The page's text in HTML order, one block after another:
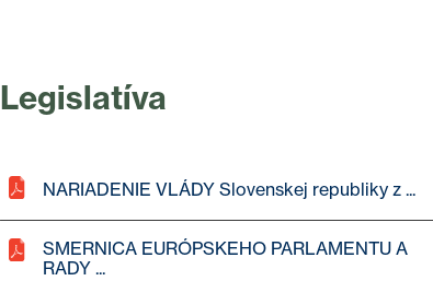
Legislatíva
NARIADENIE VLÁDY Slovenskej republiky z ...
SMERNICA EURÓPSKEHO PARLAMENTU A
RADY ...